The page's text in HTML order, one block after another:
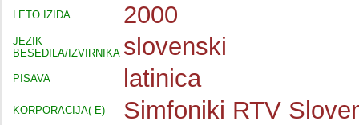
LETO IZIDA 2000
JEZIK
BESEDILA/IZVIRNIKA slovenski
PISAVA latinica
KORPORACIJA(-E) Simfoniki RTV